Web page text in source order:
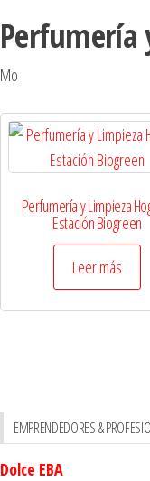
Perfumería
Mostrando los 2 resultados
Perfumería y Limpieza
Estación Biogreen
Leer más
EMPRENDEDORES &
Dolce EBA